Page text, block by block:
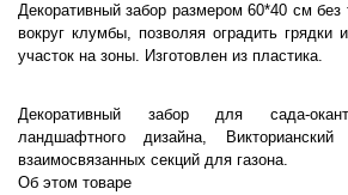
Декоративный забор размером 60*40 см без
вокруг клумбы, позволяя оградить грядки
участок на зоны. Изготовлен из пластика.
Декоративный забор для сада-
ландшафтного дизайна,
взаимосвязанных секций для газона.
Об этом товаре